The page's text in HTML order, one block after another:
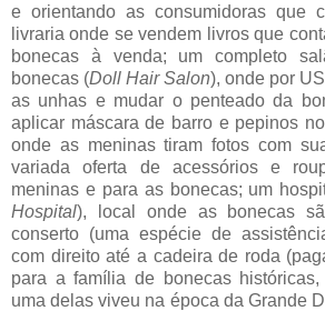
e orientando as consumidoras que
livraria onde se vendem livros que
bonecas à venda; um completo
bonecas (Doll Hair Salon), onde por
as unhas e mudar o penteado da
aplicar máscara de barro e pepinos
onde as meninas tiram fotos com
variada oferta de acessórios e
meninas e para as bonecas; um
Hospital), local onde as bonecas
conserto (uma espécie de
com direito até a cadeira de roda
para a família de bonecas
uma delas viveu na época da Grande